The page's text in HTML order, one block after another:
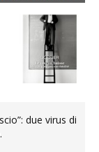
due virus di